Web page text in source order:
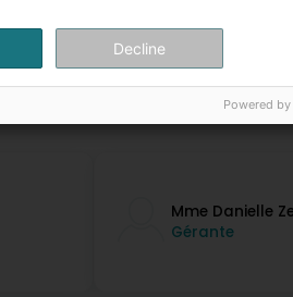
Mme Danielle
Gérante
Decline
Powered by